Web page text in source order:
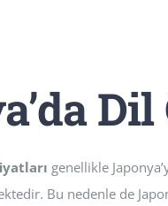
genellikle
Bu nedenle de